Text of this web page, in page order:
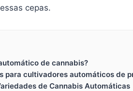
cepas.
de cannabis?
para cultivadores automáticos de
de Cannabis Automáticas